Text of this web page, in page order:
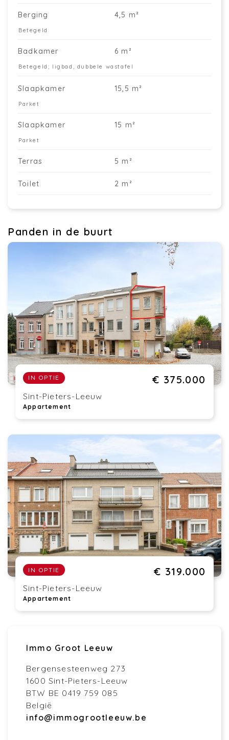
Berging 4,5 m²
Betegeld
Badkamer 6 m²
Betegeld; ligbad, dubbele wastafel
Slaapkamer 15,5 m²
Parket
Slaapkamer 15 m²
Parket
Terras 5 m²
Toilet 2 m²
Panden in de buurt
IN OPTIE € 375.000
Sint-Pieters-Leeuw
Appartement
IN OPTIE € 319.000
Sint-Pieters-Leeuw
Appartement
Immo Groot Leeuw
Bergensesteenweg 273
1600 Sint-Pieters-Leeuw
BTW BE 0419 759 085
België
info@immogrootleeuw.be